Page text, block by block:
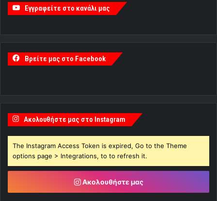
Εγγραφείτε στο κανάλι μας
Βρείτε μας στο Facebook
Ακολουθήστε μας στο Instagram
The Instagram Access Token is expired, Go to the Theme
options page > Integrations, to to refresh it.
Ακολουθήστε μας